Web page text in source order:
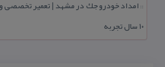
::
۱۰ سال تجربه